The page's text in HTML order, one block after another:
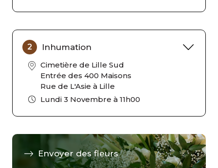
2 Inhumation
Cimetière de Lille Sud
Entrée des 400 Maisons
Rue de L'Asie à Lille
Lundi 3 Novembre à 11h00
Envoyer des fleurs